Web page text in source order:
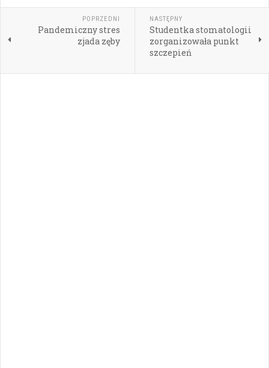
POPRZEDNI
Pandemiczny stres
zjada zęby
NASTĘPNY
Studentka stomatologii
zorganizowała punkt
szczepień